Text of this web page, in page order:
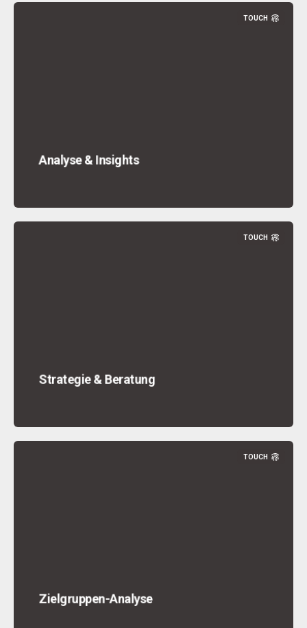
TOUCH
Analyse & Insights
TOUCH
Strategie & Beratung
TOUCH
Zielgruppen-Analyse